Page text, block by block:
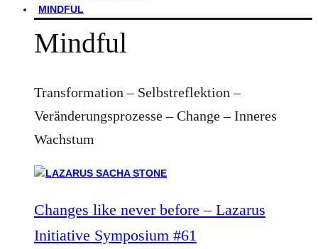
MINDFUL
Mindful
Transformation – Selbstreflektion –
Veränderungsprozesse – Change – Inneres
Wachstum
Changes like never before – Lazarus
Initiative Symposium #61